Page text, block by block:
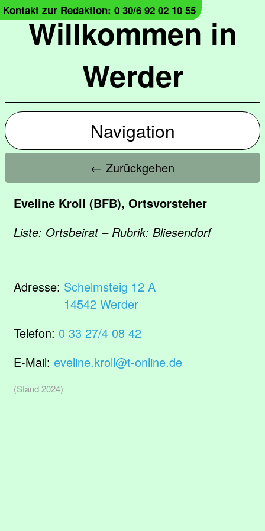
Willkommen in
Werder
Kontakt zur Redaktion: 0 30/6 92 02 10 55
Navigation
← Zurückgehen
​Eveline Kroll (BFB), Ortsvorsteher
Liste: Ortsbeirat – Rubrik: Bliesendorf
Adresse: Schelmsteig 12 A
14542 Werder
Telefon: 0 33 27/4 08 42
E-Mail: eveline.kroll@t-online.de
(Stand 2024)